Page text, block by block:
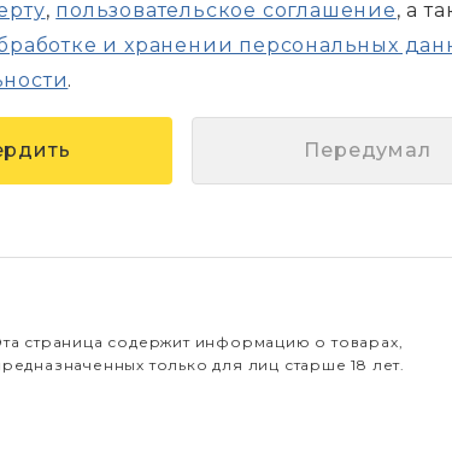
, пользовательское соглашение, а
и хранении персональных
.
Передумал
страница содержит информацию о товарах,
только для лиц старше 18 лет.